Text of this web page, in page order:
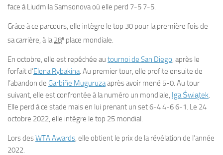
face à Liudmila Samsonova où elle perd 7-5 7-5.
Grâce à ce parcours, elle intègre le top 30 pour la première fois de
sa carrière, à la 28e place mondiale.
En octobre, elle est repêchée au tournoi de San Diego , après le
forfait d’Elena Rybakina . Au premier tour, elle profite ensuite de
l’abandon de Garbiñe Muguruzaaprès avoir mené 5-0. Au tour
suivant, elle est confrontée à la numéro un mondiale, Iga Świątek
Elle perd à ce stade mais en lui prenant un set 6-4 4-6 6-1. Le 24
octobre 2022, elle intègre le top 25 mondial.
Lors desWTA Awards , elle obtient le prix de la révélation de l’année
2022.